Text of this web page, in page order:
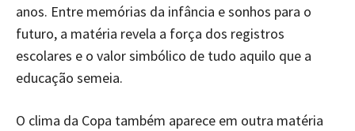
anos. Entre memórias da infância e sonhos para o
futuro, a matéria revela a força dos registros
escolares e o valor simbólico de tudo aquilo que a
educação semeia.
O clima da Copa também aparece em outra matéria